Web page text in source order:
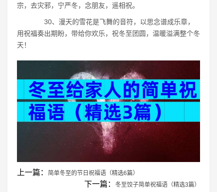
宗，去灾邪，宁严冬，念朋友，遥相祝。
30、漫天的雪花是飞舞的音符，以思念谱成乐章，
用祝福奏出期盼，带给你欢乐，祝冬至团圆，温暖溢满整个冬
天！
上一篇： 简单冬至的节日祝福语（精选6篇）
下一篇： 冬至饺子简单祝福语（精选3篇）